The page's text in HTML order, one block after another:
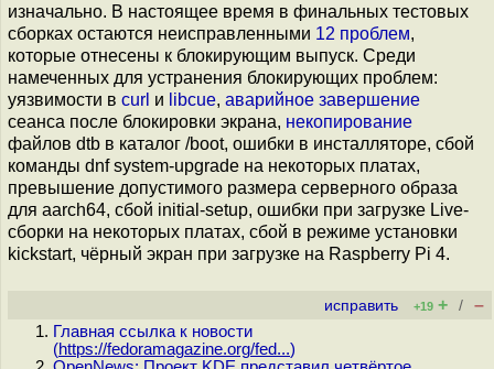
изначально. В настоящее время в финальных тестовых
сборках остаются неисправленными 12 проблем,
которые отнесены к блокирующим выпуск. Среди
намеченных для устранения блокирующих проблем:
уязвимости в curl и libcue, аварийное завершение
сеанса после блокировки экрана, некопирование
файлов dtb в каталог /boot, ошибки в инсталляторе, сбой
команды dnf system-upgrade на некоторых платах,
превышение допустимого размера серверного образа
для aarch64, сбой initial-setup, ошибки при загрузке Live-
сборки на некоторых платах, сбой в режиме установки
kickstart, чёрный экран при загрузке на Raspberry Pi 4.
исправить +19 + / –
Главная ссылка к новости
(https://fedoramagazine.org/fed...)